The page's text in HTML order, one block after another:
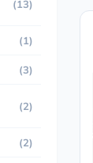
(13)
(1)
(3)
(2)
(2)